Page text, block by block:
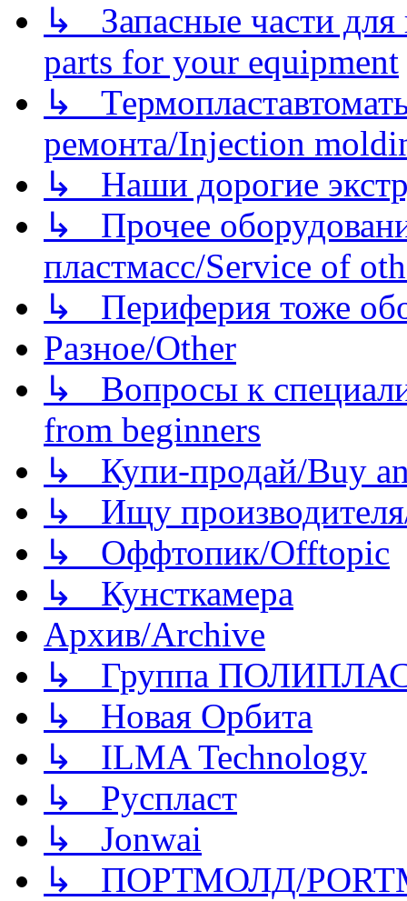
↳ Запасные части для
parts for your equipment
↳
ремонта/Injection
↳ Наши дорогие
↳ Прочее
пластмасс/Service of
↳ Периферия тоже
Разное/Other
↳ Вопросы к
from beginners
↳ Купи-продай/Buy
↳ Ищу
↳ Оффтопик/Offtopic
↳ Кунсткамера
Архив/Archive
↳ Группа
↳ Новая Орбита
↳ ILMA Technology
↳ Руспласт
↳ Jonwai
↳ ПОРТМОЛД/